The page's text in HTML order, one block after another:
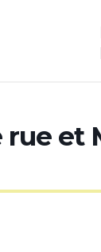
rue et